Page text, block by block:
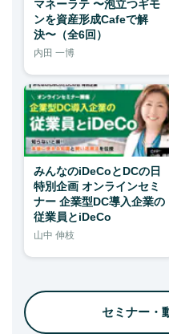
マネーラテ 〜泡立つギモ
ンを資産形成Cafeで解
決〜（全6回）
内田 一博
みんなのiDeCoとDCの日
特別企画 オンラインセミ
ナー 企業型DC導入企業の
従業員とiDeCo
山中 伸枝
セミナー・